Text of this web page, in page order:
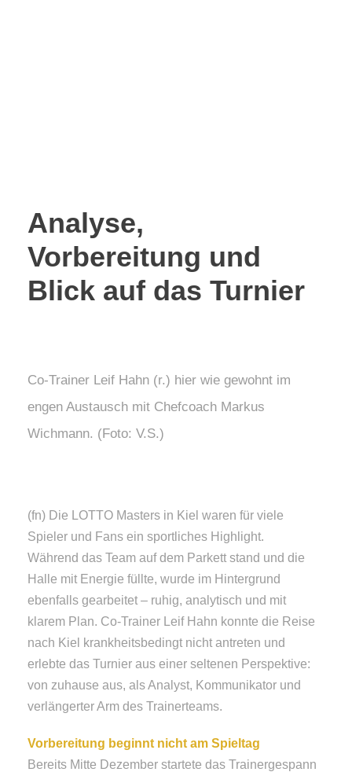
Analyse,
Vorbereitung und
Blick auf das Turnier
Co-Trainer Leif Hahn (r.) hier wie gewohnt im
engen Austausch mit Chefcoach Markus
Wichmann. (Foto: V.S.)
(fn) Die LOTTO Masters in Kiel waren für viele
Spieler und Fans ein sportliches Highlight.
Während das Team auf dem Parkett stand und die
Halle mit Energie füllte, wurde im Hintergrund
ebenfalls gearbeitet – ruhig, analytisch und mit
klarem Plan. Co-Trainer Leif Hahn konnte die Reise
nach Kiel krankheitsbedingt nicht antreten und
erlebte das Turnier aus einer seltenen Perspektive:
von zuhause aus, als Analyst, Kommunikator und
verlängerter Arm des Trainerteams.
Vorbereitung beginnt nicht am Spieltag
Bereits Mitte Dezember startete das Trainergespann